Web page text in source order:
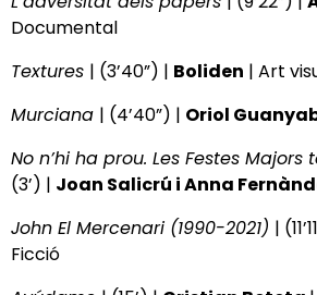
Documental
Textures | (3’40”) | Boliden | Art
Murciana | (4’40”) | Oriol
No n’hi ha prou. Les Festes
(3’) | Joan Salicrú i Anna
John El Mercenari (1990-2021) |
Ficció